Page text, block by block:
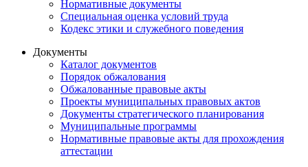
Нормативные документы
Специальная оценка условий труда
Кодекс этики и служебного поведения
Документы
Каталог документов
Порядок обжалования
Обжалованные правовые акты
Проекты муниципальных правовых актов
Документы стратегического планирования
Муниципальные программы
Нормативные правовые акты для прохождения
аттестации